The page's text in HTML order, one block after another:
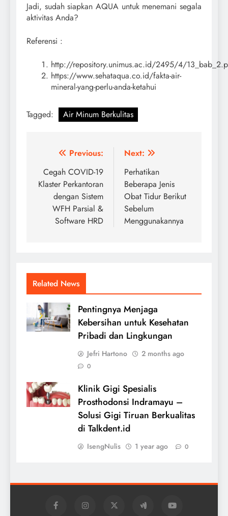
Jadi, sudah siapkan AQUA untuk menemani segala
aktivitas Anda?
Referensi :
http://repository.unimus.ac.id/2495/4/
https://www.sehataqua.co.id/fakta-air-
mineral-yang-perlu-anda-ketahui
Tagged: Air Minum Berkulitas
Post
navigation
Previous:
Cegah COVID-19
Klaster Perkantoran
dengan Sistem
WFH Parsial &
Software HRD
Next:
Perhatikan
Beberapa Jenis
Obat Tidur Berikut
Sebelum
Menggunakannya
Related News
Pentingnya Menjaga
Kebersihan untuk Kesehatan
Pribadi dan Lingkungan
Jefri Hartono 2 months ago
0
Klinik Gigi Spesialis
Prosthodonsi Indramayu –
Solusi Gigi Tiruan Berkualitas
di Talkdent.id
IsengNulis 1 year ago 0